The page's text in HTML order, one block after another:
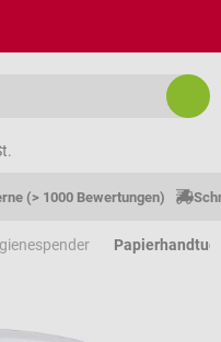
(> 1000 Bewertungen)